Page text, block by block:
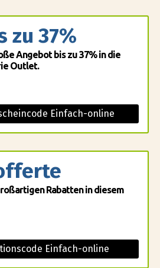
zu 37%
Angebot bis zu 37% in die
Outlet.
Einfach-online
Rabatten in diesem
Einfach-online